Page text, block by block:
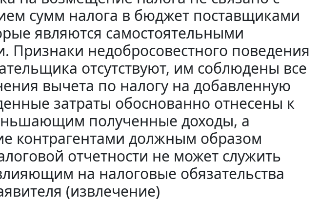
сумм налога в бюджет поставщиками
являются самостоятельными
Признаки недобросовестного поведения
отсутствуют, им соблюдены все
вычета по налогу на добавленную
затраты обоснованно отнесены к
полученные доходы, а
контрагентами должным образом
отчетности не может служить
на налоговые обязательства
(извлечение)